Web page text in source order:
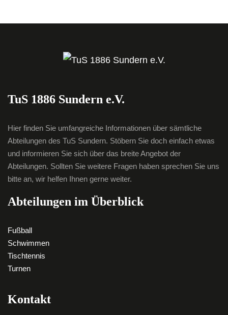
TuS 1886 Sundern e.V.
Hier finden Sie umfangreiche Informationen über sämtliche
Abteilungen des TuS Sundern. Stöbern Sie doch einfach etwas
und informieren Sie sich über das breite Angebot der
Abteilungen. Sollten Sie weitere Fragen haben sprechen Sie uns
bitte an, wir helfen Ihnen gerne weiter.
Abteilungen im Überblick
Fußball
Schwimmen
Tischtennis
Turnen
Kontakt